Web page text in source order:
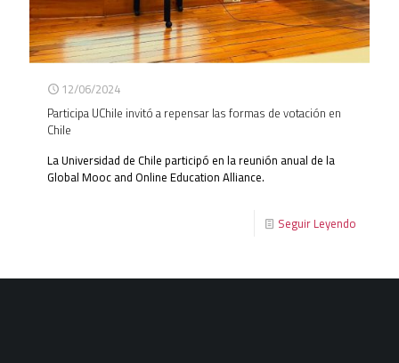
12/06/2024
Participa UChile invitó a repensar las formas de votación en
Chile
La Universidad de Chile participó en la reunión anual de la
Global Mooc and Online Education Alliance.
Seguir Leyendo